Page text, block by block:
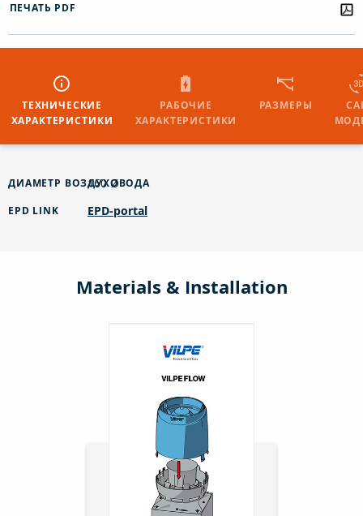
ПЕЧАТЬ PDF
ТЕХНИЧЕСКИЕ
ХАРАКТЕРИСТИКИ
РАБОЧИЕ
ХАРАКТЕРИСТИКИ
РАЗМЕРЫ
ДИАМЕТР ВОЗДУХОВОДА
160 Ø
EPD LINK EPD-portal
Materials & Installation